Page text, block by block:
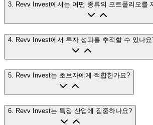
3. Revv Invest에서는 어떤 종류의 포트폴리오를
4. Revv Invest에서 투자 성과를 추적할 수 있나요
5 Revv Invest는 초보자에게 적합한가요?
6 Revv Invest는 특정 산업에 집중하나요?